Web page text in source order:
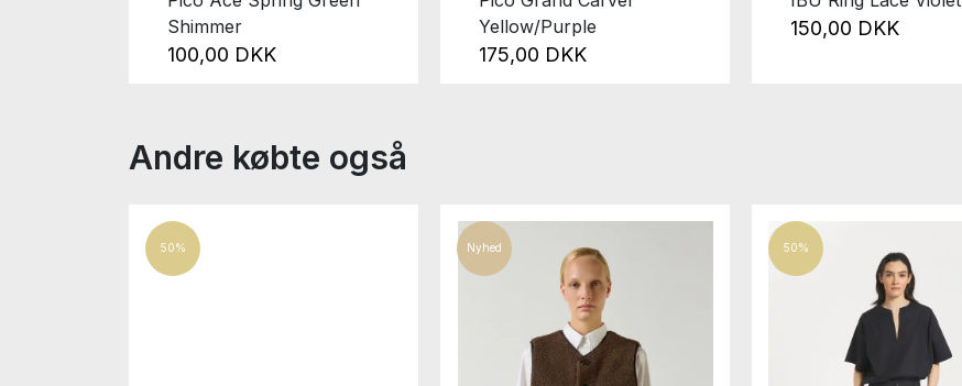
Shimmer
100,00 DKK
Yellow/Purple
175,00 DKK
150,00 DKK
Andre købte også
50% Nyhed 50%